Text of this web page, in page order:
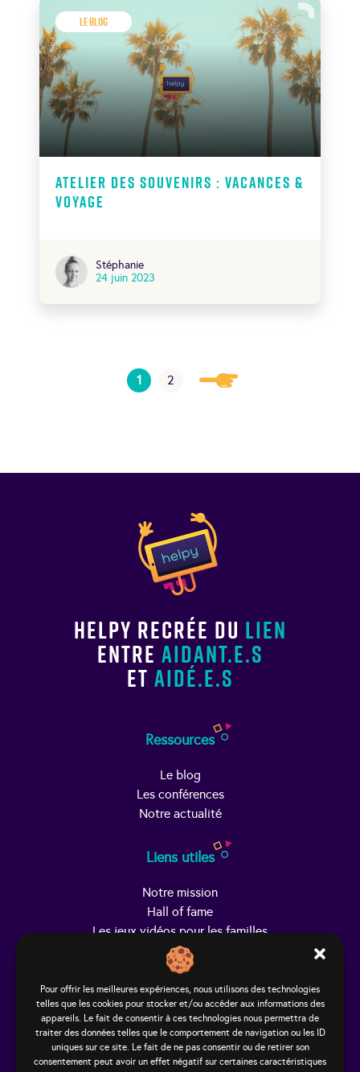
Pour offrir les meilleures expériences, nous utilisons des technologies
telles que les cookies pour stocker et/ou accéder aux informations des
appareils. Le fait de consentir à ces technologies nous permettra de
traiter des données telles que le comportement de navigation ou les ID
uniques sur ce site. Le fait de ne pas consentir ou de retirer son
consentement peut avoir un effet négatif sur certaines caractéristiques
Le Blog
Atelier des souvenirs : vacances &
voyage
Stéphanie
24 juin 2023
1 2
Helpy recrée du lien
entre aidant.e.s
et aidé.e.s
Ressources
Le blog
Les conférences
Notre actualité
Liens utiles
Notre mission
Hall of fame
Les jeux vidéos pour les familles
Trouver Helpy
Le studio
65, rue Hénon
69004 Lyon - France
contact@helpy-lejeu.fr